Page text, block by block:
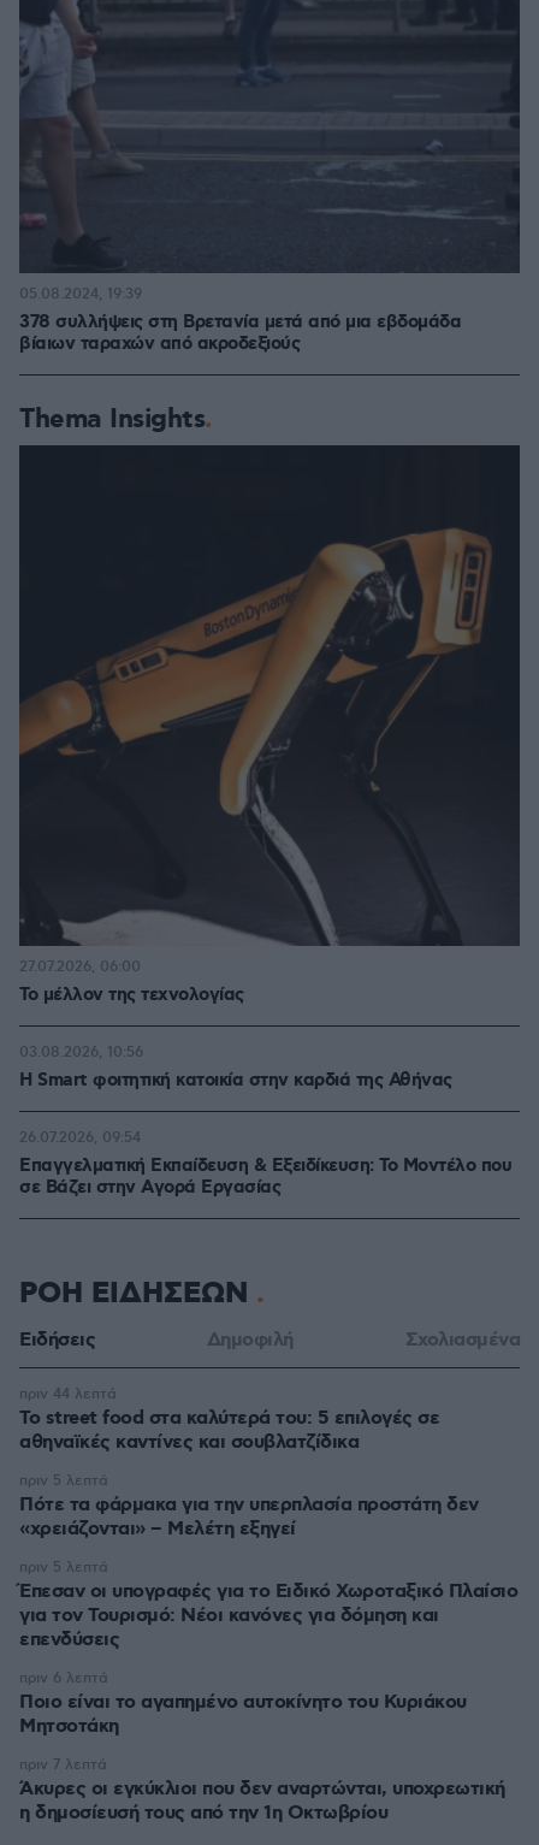
378 συλλήψεις στη Βρετανία μετά από μια εβδομάδα
βίαιων ταραχών από ακροδεξιούς
05.08.2024, 19:39
Thema Insights
Το μέλλον της τεχνολογίας
27.07.2026, 06:00
Η Smart φοιτητική κατοικία στην καρδιά της Αθήνας
03.08.2026, 10:56
Επαγγελματική Εκπαίδευση & Εξειδίκευση: Το Mοντέλο που
σε Bάζει στην Aγορά Eργασίας
26.07.2026, 09:54
ΡΟΗ ΕΙΔΗΣΕΩΝ
Ειδήσεις Δημοφιλή Σχολιασμένα
Το street food στα καλύτερά του: 5 επιλογές σε
αθηναϊκές καντίνες και σουβλατζίδικα
πριν 44 λεπτά
Πότε τα φάρμακα για την υπερπλασία προστάτη δεν
«χρειάζονται» – Μελέτη εξηγεί
πριν 5 λεπτά
Έπεσαν οι υπογραφές για το Ειδικό Χωροταξικό Πλαίσιο
για τον Τουρισμό: Νέοι κανόνες για δόμηση και
επενδύσεις
πριν 5 λεπτά
Ποιο είναι το αγαπημένο αυτοκίνητο του Κυριάκου
Μητσοτάκη
πριν 6 λεπτά
Άκυρες οι εγκύκλιοι που δεν αναρτώνται, υποχρεωτική
η δημοσίευσή τους από την 1η Οκτωβρίου
πριν 7 λεπτά